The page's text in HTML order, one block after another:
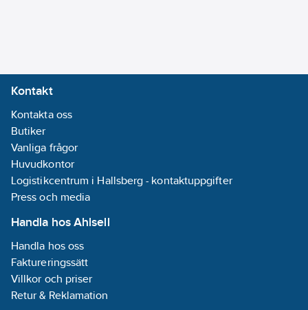
Kontakt
Kontakta oss
Butiker
Vanliga frågor
Huvudkontor
Logistikcentrum i Hallsberg - kontaktuppgifter
Press och media
Handla hos Ahlsell
Handla hos oss
Faktureringssätt
Villkor och priser
Retur & Reklamation